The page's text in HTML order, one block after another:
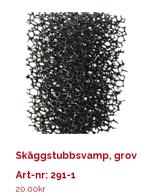
Skäggstubbsvamp, grov
Art-nr: 291-1
20.00kr